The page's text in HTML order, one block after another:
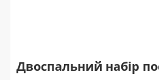
Двоспальний набір